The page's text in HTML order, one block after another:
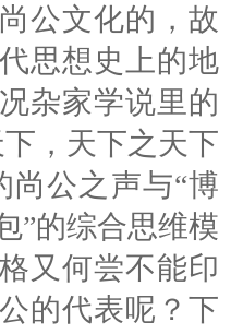
公文化的，故
思想史上的地
杂家学说里的
，天下之天下
尚公之声与“博
”的综合思维模
又何尝不能印
的代表呢？下